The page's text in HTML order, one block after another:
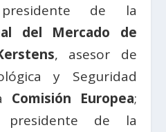
de la
del Mercado de
, asesor de
y Seguridad
Comisión Europea;
de la